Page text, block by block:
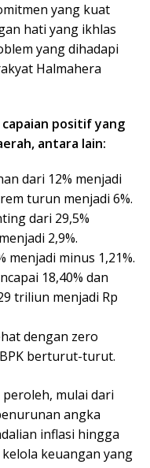
yang kuat
hati yang ikhlas
yang dihadapi
Halmahera
positif yang
antara lain:
dari 12% menjadi
turun menjadi 6%.
dari 29,5%
2,9%.
menjadi minus 1,21%.
18,40% dan
triliun menjadi Rp
dengan zero
berturut-turut.
mulai dari
angka
inflasi hingga
keuangan yang